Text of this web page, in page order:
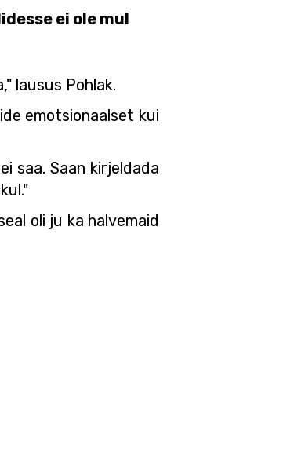
ei ole mul
lausus Pohlak.
emotsionaalset kui
saa. Saan kirjeldada
oli ju ka halvemaid